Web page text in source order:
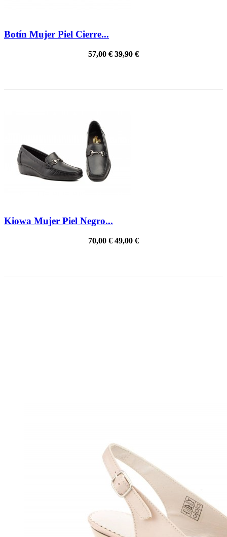
Botín Mujer Piel Cierre...
57,00 € 39,90 €
Kiowa Mujer Piel Negro...
70,00 € 49,00 €